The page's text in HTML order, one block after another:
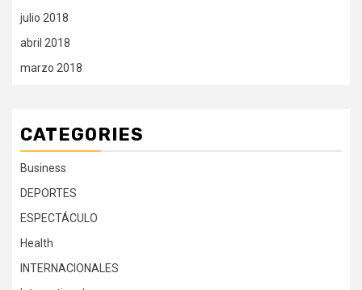
julio 2018
abril 2018
marzo 2018
CATEGORIES
Business
DEPORTES
ESPECTÁCULO
Health
INTERNACIONALES